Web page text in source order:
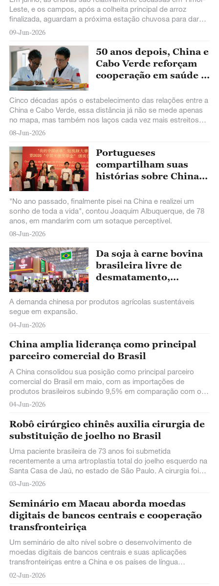
Leste, e os campos, após a colheita principal de arroz
finalizada, aguardam a próxima estação chuvosa para dar
início a um novo ciclo de cultivo.
09-Jun-2026
50 anos depois, China e
Cabo Verde reforçam
cooperação em saúde e
Cinco décadas após o estabelecimento das relações entre a
China e Cabo Verde, essa distância já não se mede apenas
no mapa, mas também nos laços cada vez mais estreitos
entre os dois povos.
08-Jun-2026
Portugueses
compartilham suas
histórias sobre China
curtos
"No ano passado, finalmente pisei na China e realizei um
sonho de toda a vida", contou Joaquim Albuquerque, de 78
anos, em mandarim com um sotaque perceptível.
08-Jun-2026
Da soja à carne bovina
brasileira livre de
desmatamento,
torna novo padrão de
A demanda chinesa por produtos agrícolas sustentáveis
segue em expansão.
04-Jun-2026
China amplia liderança como principal
parceiro comercial do Brasil
A China consolidou sua posição como principal parceiro
comercial do Brasil em maio, com as importações de
produtos brasileiros subindo 9,5% em comparação com o
mesmo mês do ano passado.
04-Jun-2026
Robô cirúrgico chinês auxilia cirurgia de
substituição de joelho no Brasil
Uma paciente brasileira de 73 anos foi submetida
recentemente a uma artroplastia total do joelho esquerdo na
Santa Casa de Jaú, no estado de São Paulo. A cirurgia foi
realizada pelo ortopedista José Roberto Pengo Junior com o
em Shenzhen, na China.
03-Jun-2026
Seminário em Macau aborda moedas
digitais de bancos centrais e cooperação
transfronteiriça
Um seminário de alto nível sobre o desenvolvimento de
moedas digitais de bancos centrais e suas aplicações
transfronteiriças entre a China e os países de língua
portuguesa foi realizado na Região Administrativa Especial
02-Jun-2026